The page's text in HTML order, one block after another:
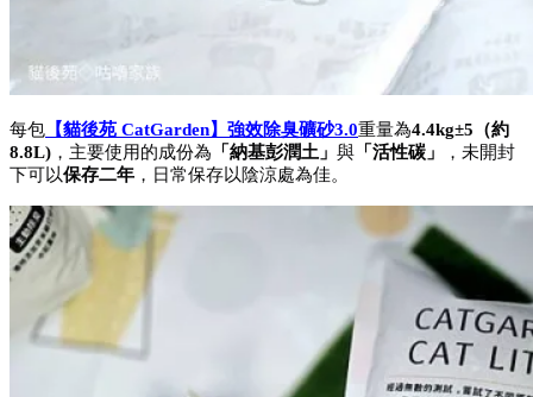
每包 【貓後苑 CatGarden】強效除臭礦砂3.0重量為4.4kg±5（約
8.8L) ，主要使用的成份為 「納基彭潤土」 與 「活性碳」
，未開封
下可以保存二年 ，日常保存以陰涼處為佳。